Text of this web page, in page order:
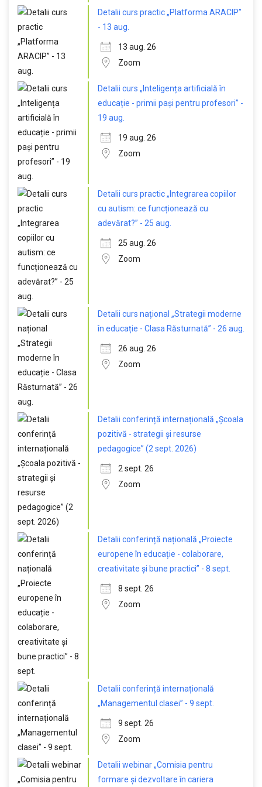
Detalii curs practic „Platforma ARACIP”
- 13 aug.
13 aug. 26
Zoom
Detalii curs „Inteligența artificială în
educație - primii pași pentru profesori” -
19 aug.
19 aug. 26
Zoom
Detalii curs practic „Integrarea copiilor
cu autism: ce funcționează cu
adevărat?” - 25 aug.
25 aug. 26
Zoom
Detalii curs național „Strategii moderne
în educație - Clasa Răsturnată” - 26 aug.
26 aug. 26
Zoom
Detalii conferință internațională „Școala
pozitivă - strategii și resurse
pedagogice” (2 sept. 2026)
2 sept. 26
Zoom
Detalii conferință națională „Proiecte
europene în educație - colaborare,
creativitate și bune practici” - 8 sept.
8 sept. 26
Zoom
Detalii conferință internațională
„Managementul clasei” - 9 sept.
9 sept. 26
Zoom
Detalii webinar „Comisia pentru
formare și dezvoltare în cariera